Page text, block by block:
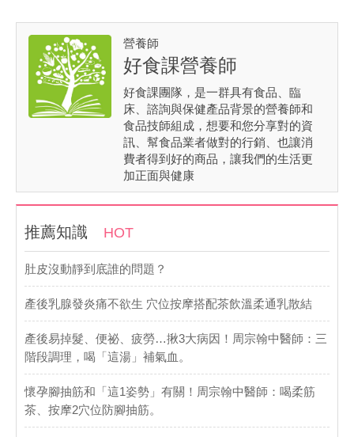
營養師
好食課營養師
好食課團隊，是一群具有食品、臨
床、諮詢與保健產品背景的營養師和
食品技師組成，想要和您分享對的資
訊、幫食品業者做對的行銷、也讓消
費者得到好的商品，讓我們的生活更
加正面與健康
推薦知識 HOT
肚皮沒動靜到底誰的問題？
產後乳腺發炎痛不欲生 穴位按摩搭配茶飲溫柔通乳散結
產後易掉髮、便祕、疲勞…揪3大病因！周宗翰中醫師：三
階段調理，喝「這湯」補氣血。
懷孕腳抽筋和「這1姿勢」有關！周宗翰中醫師：喝柔筋
茶、按摩2穴位防腳抽筋。